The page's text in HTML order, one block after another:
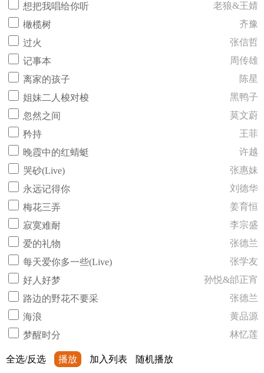
想把我唱给你听
老狼&王婧
橄榄树
齐豫
过火
张信哲
记事本
周传雄
离家的孩子
陈星
姐妹二人梭对梭
黑鸭子
忽然之间
莫文蔚
矜持
王菲
晚霞中的红蜻蜓
许越
哭砂(Live)
张惠妹
永远记得你
刘德华
梅花三弄
姜育恒
寂寞难耐
李宗盛
爱的礼物
张德兰
每天爱你多一些(Live)
张学友
好人好梦
孙悦&邰正宵
路边的野花不要采
张德兰
海浪
黄品源
梦醒时分
林忆莲
全选/反选 播放 加入列表 随机播放